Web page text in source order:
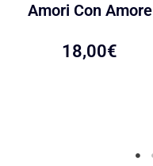
Amori Con Amore
18,00€